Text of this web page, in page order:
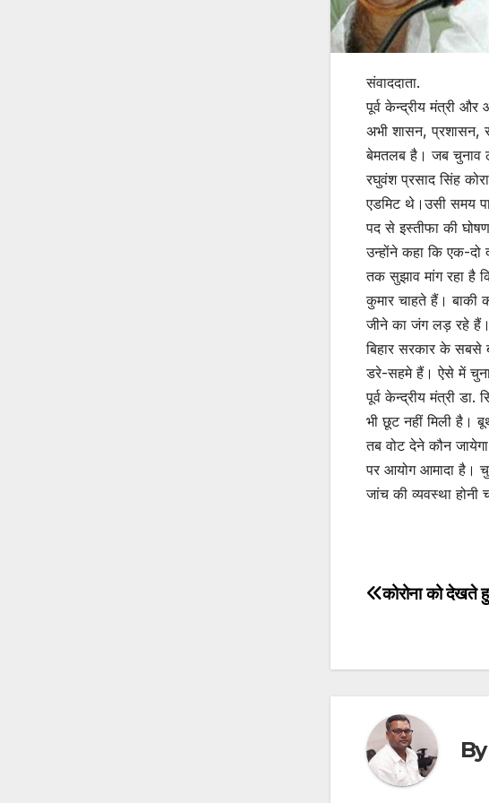
संवाददाता.
पूर्व केन्द्रीय मंत्री और
अभी शासन, प्रशासन,
बेमतलब है। जब चुनाव
रघुवंश प्रसाद सिंह
एडमिट थे।उसी समय
पद से इस्तीफा की
उन्होंने कहा कि एक-
तक सुझाव मांग रहा है
कुमार चाहते हैं। बाकी
जीने का जंग लड़ रहे हैं।
बिहार सरकार के सबसे
डरे-सहमे हैं। ऐसे में
पूर्व केन्द्रीय मंत्री
भी छूट नहीं मिली है।
तब वोट देने कौन
पर आयोग आमादा है।
जांच की व्यवस्था होनी
Post
कोरोना को देखते
By